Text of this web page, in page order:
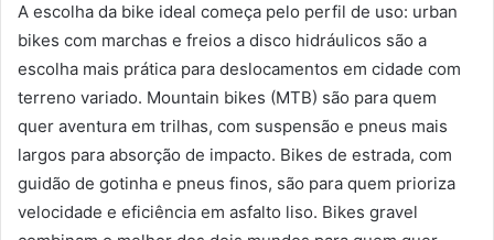
A escolha da bike ideal começa pelo perfil de uso: urban
bikes com marchas e freios a disco hidráulicos são a
escolha mais prática para deslocamentos em cidade com
terreno variado. Mountain bikes (MTB) são para quem
quer aventura em trilhas, com suspensão e pneus mais
largos para absorção de impacto. Bikes de estrada, com
guidão de gotinha e pneus finos, são para quem prioriza
velocidade e eficiência em asfalto liso. Bikes gravel